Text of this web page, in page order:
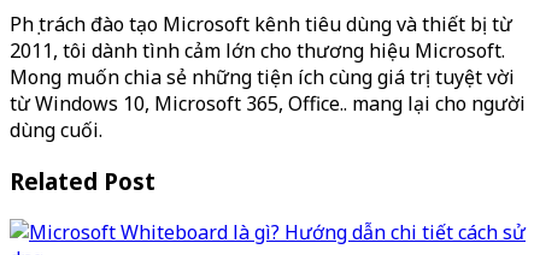
Phụ trách đào tạo Microsoft kênh tiêu dùng và thiết bị từ
2011, tôi dành tình cảm lớn cho thương hiệu Microsoft.
Mong muốn chia sẻ những tiện ích cùng giá trị tuyệt vời
từ Windows 10, Microsoft 365, Office.. mang lại cho người
dùng cuối.
Related Post